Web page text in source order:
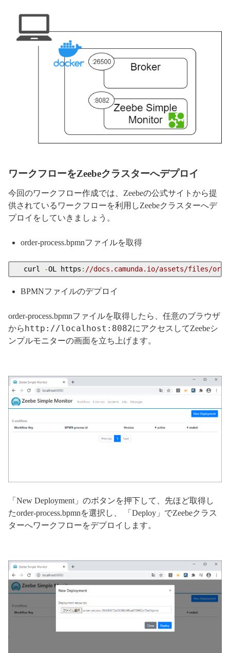
ワークフローをZeebeクラスターへデプロイ
今回のワークフロー作成では、Zeebeの公式サイトから提
供されているワークフローを利用しZeebeクラスターへデ
プロイをしていきましょう。
order-process.bpmnファイルを取得
  curl
-OL https : //docs.camunda.io/assets/files/order-
BPMNファイルのデプロイ
order-process.bpmnファイルを取得したら、任意のブラウザ
からhttp://localhost:8082にアクセスしてZeebeシ
ンプルモニターの画面を立ち上げます。
「New Deployment」のボタンを押下して、先ほど取得し
たorder-process.bpmnを選択し、 「Deploy」でZeebeクラス
ターへワークフローをデプロイします。